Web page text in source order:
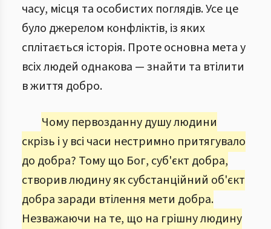
часу, місця та особистих поглядів. Усе це
було джерелом конфліктів, із яких
сплітається історія. Проте основна мета у
всіх людей однакова — знайти та втілити
в життя добро.
Чому первозданну душу людини
скрізь і у всі часи нестримно притягувало
до добра? Тому що Бог, суб'єкт добра,
створив людину як субстанційний об'єкт
добра заради втілення мети добра.
Незважаючи на те, що на грішну людину